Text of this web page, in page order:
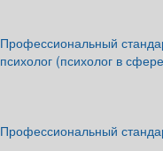
Профессиональный
психолог (психолог в
Профессиональный